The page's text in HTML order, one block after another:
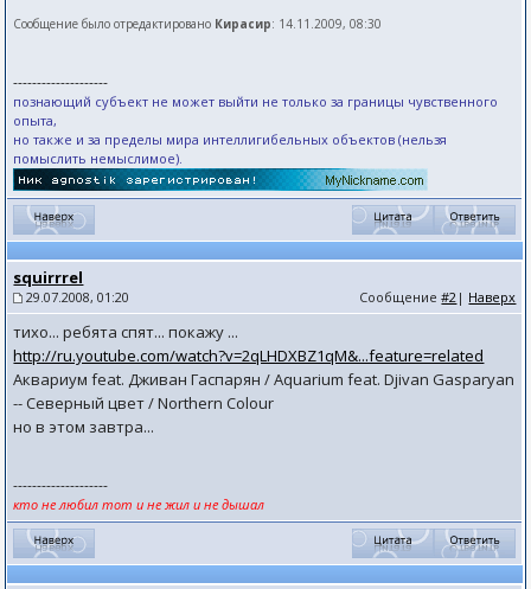
Сообщение было отредактировано Кирасир: 14.11.2009, 08:30
--------------------
познающий субъект не может выйти не только за границы чувственного
опыта,
но также и за пределы мира интеллигибельных объектов (нельзя
помыслить немыслимое).
squirrrel
29.07.2008, 01:20 Сообщение#2 | Наверх
тихо... ребята спят... покажу ...
http://ru.youtube.com/watch?v=2qLHDXBZ1qM&...feature=related
Аквариум feat. Дживан Гаспарян / Aquarium feat. Djivan Gasparyan
-- Северный цвет / Northern Colour
но в этом завтра...
--------------------
кто не любил тот и не жил и не дышал